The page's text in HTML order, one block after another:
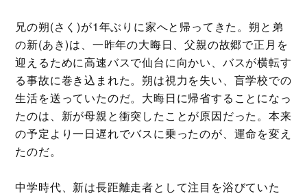
兄の朔(さく)が1年ぶりに家へと帰ってきた。朔と弟
の新(あき)は、一昨年の大晦日、父親の故郷で正月を
迎えるために高速バスで仙台に向かい、バスが横転す
る事故に巻き込まれた。朔は視力を失い、盲学校での
生活を送っていたのだ。大晦日に帰省することになっ
たのは、新が母親と衝突したことが原因だった。本来
の予定より一日遅れでバスに乗ったのが、運命を変え
たのだ。
中学時代、新は長距離走者として注目を浴びていた